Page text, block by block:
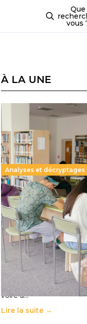
Que
vous
À LA UNE
Analyses et décryptages
Supérieur privé :
qui met à mal la
républicaine
11 juillet 2026- National
Le projet de loi sur la
l’enseignement
en lumière
système qui relègue
pédagogique au
voire à…
Lire la suite →